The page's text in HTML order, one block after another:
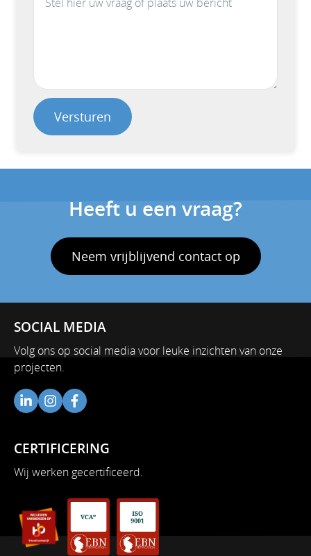
Versturen
Heeft u een vraag?
Neem vrijblijvend contact op
SOCIAL MEDIA
Volg ons op social media voor leuke inzichten van onze
projecten.
CERTIFICERING
Wij werken gecertificeerd.